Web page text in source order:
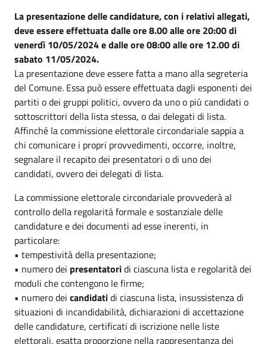
La presentazione delle candidature, con i relativi allegati,
deve essere effettuata dalle ore 8.00 alle ore 20:00 di
venerdì 10/05/2024 e dalle ore 08:00 alle ore 12.00 di
sabato 11/05/2024.
La presentazione deve essere fatta a mano alla segreteria
del Comune. Essa può essere effettuata dagli esponenti dei
partiti o dei gruppi politici, ovvero da uno o più candidati o
sottoscrittori della lista stessa, o dai delegati di lista.
Affinché la commissione elettorale circondariale sappia a
chi comunicare i propri provvedimenti, occorre, inoltre,
segnalare il recapito dei presentatori o di uno dei
candidati, ovvero dei delegati di lista.
La commissione elettorale circondariale provvederà al
controllo della regolarità formale e sostanziale delle
candidature e dei documenti ad esse inerenti, in
particolare:
• tempestività della presentazione;
• numero dei presentatoridi ciascuna lista e regolarità dei
moduli che contengono le firme;
• numero dei candidatidi ciascuna lista, insussistenza di
situazioni di incandidabilità, dichiarazioni di accettazione
delle candidature, certificati di iscrizione nelle liste
elettorali, esatta proporzione nella rappresentanza dei